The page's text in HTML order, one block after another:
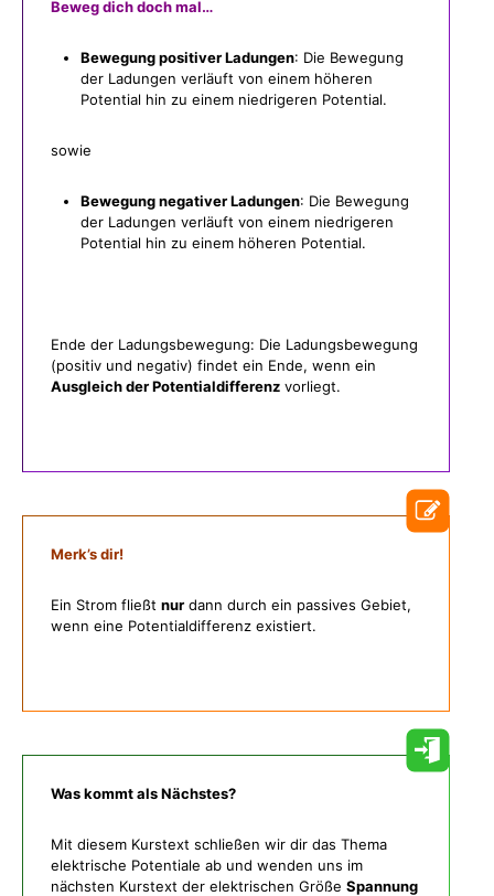
Beweg dich doch mal…
Bewegung positiver Ladungen: Die Bewegung
der Ladungen verläuft von einem höheren
Potential hin zu einem niedrigeren Potential.
sowie
Bewegung negativer Ladungen: Die Bewegung
der Ladungen verläuft von einem niedrigeren
Potential hin zu einem höheren Potential.
Ende der Ladungsbewegung: Die Ladungsbewegung
(positiv und negativ) findet ein Ende, wenn ein
Ausgleich der Potentialdifferenz vorliegt.
Merk’s dir!
Ein Strom fließt nur dann durch ein passives Gebiet,
wenn eine Potentialdifferenz existiert.
Was kommt als Nächstes?
Mit diesem Kurstext schließen wir dir das Thema
elektrische Potentiale ab und wenden uns im
nächsten Kurstext der elektrischen Größe Spannung